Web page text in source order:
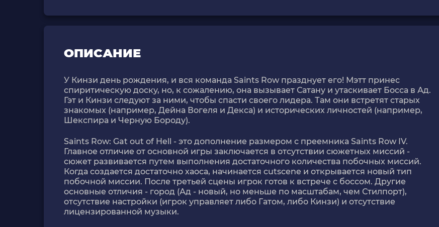
ОПИСАНИЕ
У Кинзи день рождения, и вся команда Saints Row празднует его! Мэтт принес
спиритическую доску, но, к сожалению, она вызывает Сатану и утаскивает Босса в Ад.
Гэт и Кинзи следуют за ними, чтобы спасти своего лидера. Там они встретят старых
знакомых (например, Дейна Вогеля и Декса) и исторических личностей (например,
Шекспира и Черную Бороду).
Saints Row: Gat out of Hell - это дополнение размером с преемника Saints Row IV.
Главное отличие от основной игры заключается в отсутствии сюжетных миссий -
сюжет развивается путем выполнения достаточного количества побочных миссий.
Когда создается достаточно хаоса, начинается cutscene и открывается новый тип
побочной миссии. После третьей сцены игрок готов к встрече с боссом. Другие
основные отличия - город (Ад - новый, но меньше по масштабам, чем Стилпорт),
отсутствие настройки (игрок управляет либо Гатом, либо Кинзи) и отсутствие
лицензированной музыки.